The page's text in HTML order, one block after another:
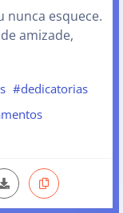
nunca esquece.
amizade,
#dedicatorias